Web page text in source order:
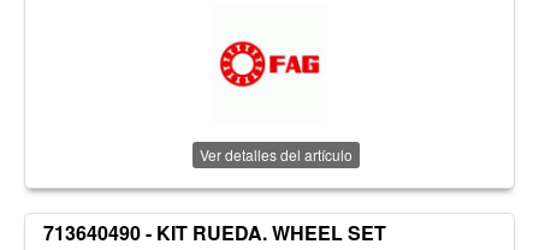
Ver detalles del artículo
713640490 - KIT RUEDA. WHEEL SET